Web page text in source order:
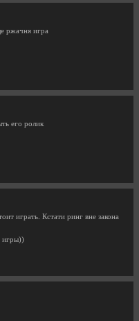
ржачня игра
его ролик
играть. Кстати ринг вне закона
игры))